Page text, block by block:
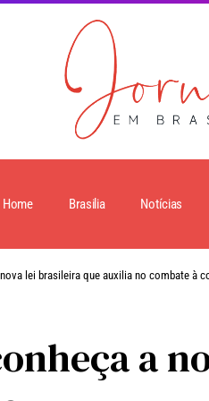
Home Brasilia Notícias
lei brasileira que auxilia no combate à
a